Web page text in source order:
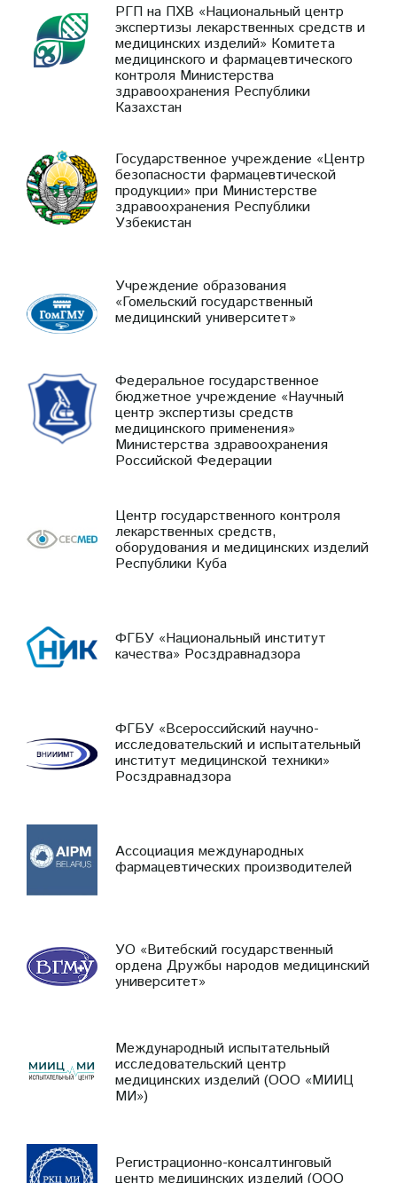
РГП на ПХВ «Национальный центр
экспертизы лекарственных средств и
медицинских изделий» Комитета
медицинского и фармацевтического
контроля Министерства
здравоохранения Республики
Казахстан
Государственное учреждение «Центр
безопасности фармацевтической
продукции» при Министерстве
здравоохранения Республики
Узбекистан
Учреждение образования
«Гомельский государственный
медицинский университет»
Федеральное государственное
бюджетное учреждение «Научный
центр экспертизы средств
медицинского применения»
Министерства здравоохранения
Российской Федерации
Центр государственного контроля
лекарственных средств,
оборудования и медицинских изделий
Республики Куба
ФГБУ «Национальный институт
качества» Росздравнадзора
ФГБУ «Всероссийский научно-
исследовательский и испытательный
институт медицинской техники»
Росздравнадзора
Ассоциация международных
фармацевтических производителей
УО «Витебский государственный
ордена Дружбы народов медицинский
университет»
Международный испытательный
исследовательский центр
медицинских изделий (ООО «МИИЦ
МИ»)
Регистрационно-консалтинговый
центр медицинских изделий (ООО